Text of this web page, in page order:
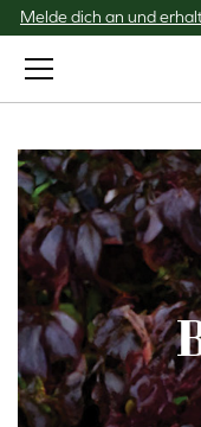
Melde dich an und